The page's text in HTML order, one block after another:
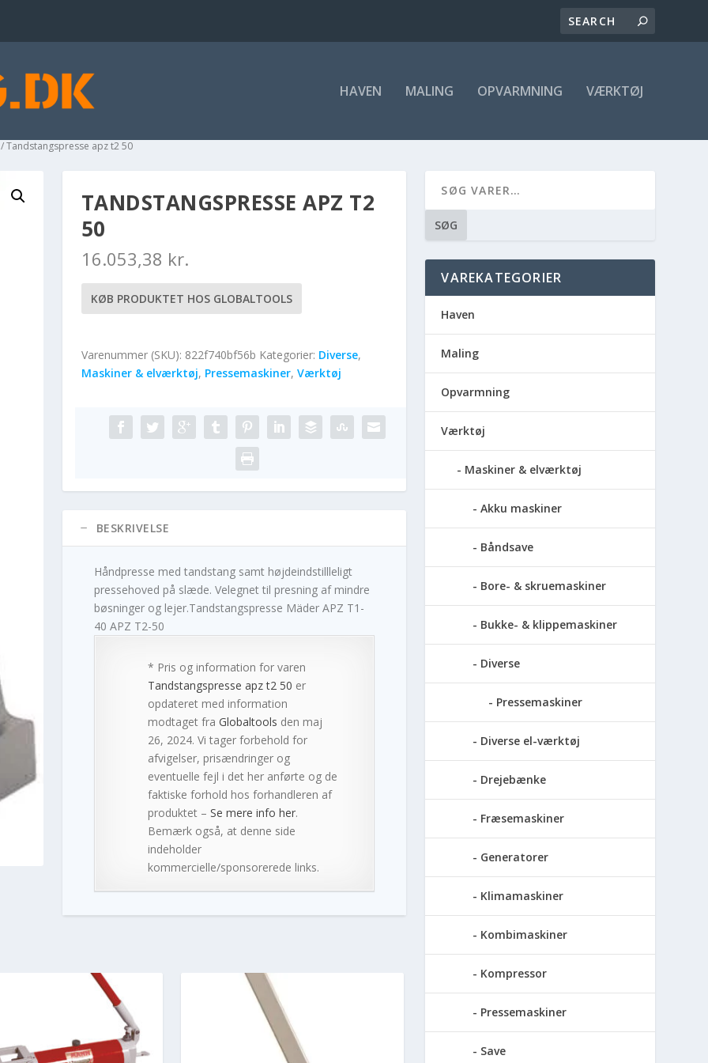
HAVEN MALING OPVARMNING VÆRKTØJ
/ Tandstangspresse apz t2 50
TANDSTANGSPRESSE APZ T2
50
16.053,38 kr.
KØB PRODUKTET HOS GLOBALTOOLS
Varenummer (SKU): 822f740bf56b Kategorier: Diverse,
Maskiner & elværktøj, Pressemaskiner, Værktøj
BESKRIVELSE
Håndpresse med tandstang samt højdeindstillleligt
pressehoved på slæde. Velegnet til presning af mindre
bøsninger og lejer.Tandstangspresse Mäder APZ T1-
40 APZ T2-50
* Pris og information for varen
Tandstangspresse apz t2 50 er
opdateret med information
modtaget fra Globaltools den maj
26, 2024. Vi tager forbehold for
afvigelser, prisændringer og
eventuelle fejl i det her anførte og de
faktiske forhold hos forhandleren af
produktet – Se mere info her.
Bemærk også, at denne side
indeholder
kommercielle/sponsorerede links.
SØG
VAREKATEGORIER
Haven
Maling
Opvarmning
Værktøj
Maskiner & elværktøj
Akku maskiner
Båndsave
Bore- & skruemaskiner
Bukke- & klippemaskiner
Diverse
Pressemaskiner
Diverse el-værktøj
Drejebænke
Fræsemaskiner
Generatorer
Klimamaskiner
Kombimaskiner
Kompressor
Pressemaskiner
Save